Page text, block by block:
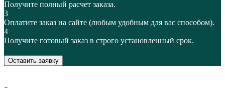
Получите полный расчет заказа.
3
Оплатите заказ на сайте (любым удобным для вас способом).
4
Получите готовый заказ в строго установленный срок.
Оставить заявку